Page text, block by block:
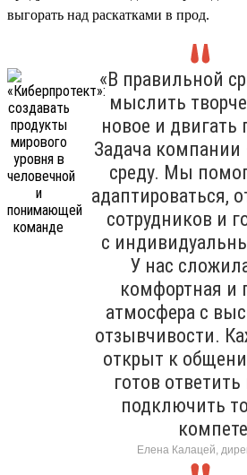
выгорать над раскатками в прод.
«В правильной
мыслить
новое и двигать
Задача компании
среду. Мы
адаптироваться,
сотрудников и
с
У нас
комфортная и
атмосфера с
отзывчивости.
открыт к
готов
подключить
Елена Калацей,